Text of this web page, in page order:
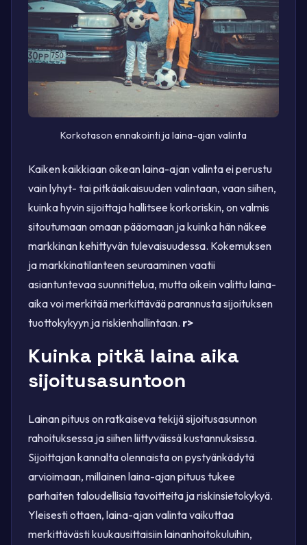
Korkotason ennakointi ja laina-ajan valinta
Kaiken kaikkiaan oikean laina-ajan valinta ei perustu
vain lyhyt- tai pitkäaikaisuuden valintaan, vaan siihen,
kuinka hyvin sijoittaja hallitsee korkoriskin, on valmis
sitoutumaan omaan pääomaan ja kuinka hän näkee
markkinan kehittyvän tulevaisuudessa. Kokemuksen
ja markkinatilanteen seuraaminen vaatii
asiantuntevaa suunnittelua, mutta oikein valittu laina-
aika voi merkitää merkittävää parannusta sijoituksen
tuottokykyyn ja riskienhallintaan. r>
Kuinka pitkä laina aika
sijoitusasuntoon
Lainan pituus on ratkaiseva tekijä sijoitusasunnon
rahoituksessa ja siihen liittyväissä kustannuksissa.
Sijoittajan kannalta olennaista on pystyänkädytä
arvioimaan, millainen laina-ajan pituus tukee
parhaiten taloudellisia tavoitteita ja riskinsietokykyä.
Yleisesti ottaen, laina-ajan valinta vaikuttaa
merkittävästi kuukausittaisiin lainanhoitokuluihin,